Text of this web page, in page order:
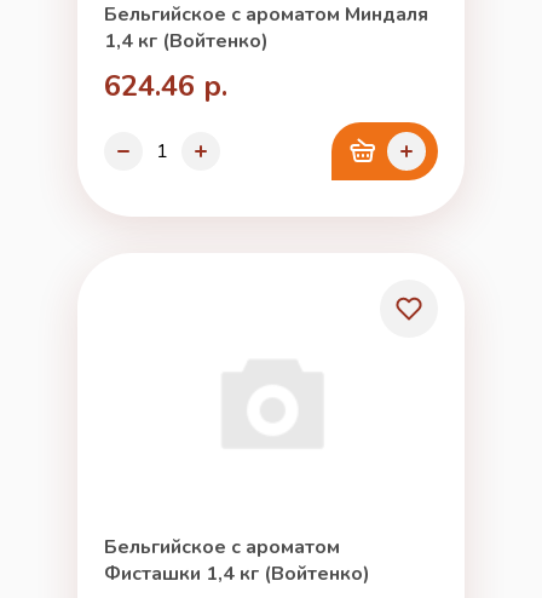
Бельгийское с ароматом Миндаля
1,4 кг (Войтенко)
624.46 р.
Бельгийское с ароматом
Фисташки 1,4 кг (Войтенко)